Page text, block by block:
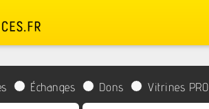
Échanges Dons Vitrines PRO